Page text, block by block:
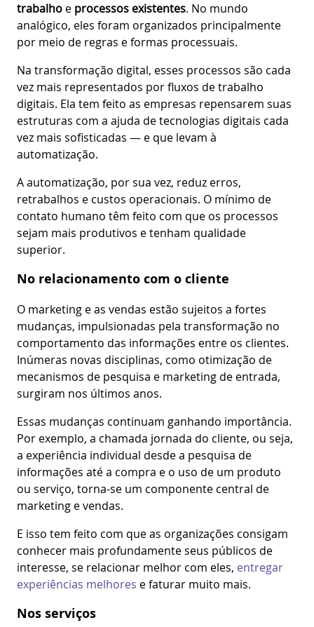
trabalho e processos existentes. No mundo
analógico, eles foram organizados principalmente
por meio de regras e formas processuais.
Na transformação digital, esses processos são cada
vez mais representados por fluxos de trabalho
digitais. Ela tem feito as empresas repensarem suas
estruturas com a ajuda de tecnologias digitais cada
vez mais sofisticadas — e que levam à
automatização.
A automatização, por sua vez, reduz erros,
retrabalhos e custos operacionais. O mínimo de
contato humano têm feito com que os processos
sejam mais produtivos e tenham qualidade
superior.
No relacionamento com o cliente
O marketing e as vendas estão sujeitos a fortes
mudanças, impulsionadas pela transformação no
comportamento das informações entre os clientes.
Inúmeras novas disciplinas, como otimização de
mecanismos de pesquisa e marketing de entrada,
surgiram nos últimos anos.
Essas mudanças continuam ganhando importância.
Por exemplo, a chamada jornada do cliente, ou seja,
a experiência individual desde a pesquisa de
informações até a compra e o uso de um produto
ou serviço, torna-se um componente central de
marketing e vendas.
E isso tem feito com que as organizações consigam
conhecer mais profundamente seus públicos de
interesse, se relacionar melhor com eles, entregar
experiências melhores e faturar muito mais.
Nos serviços